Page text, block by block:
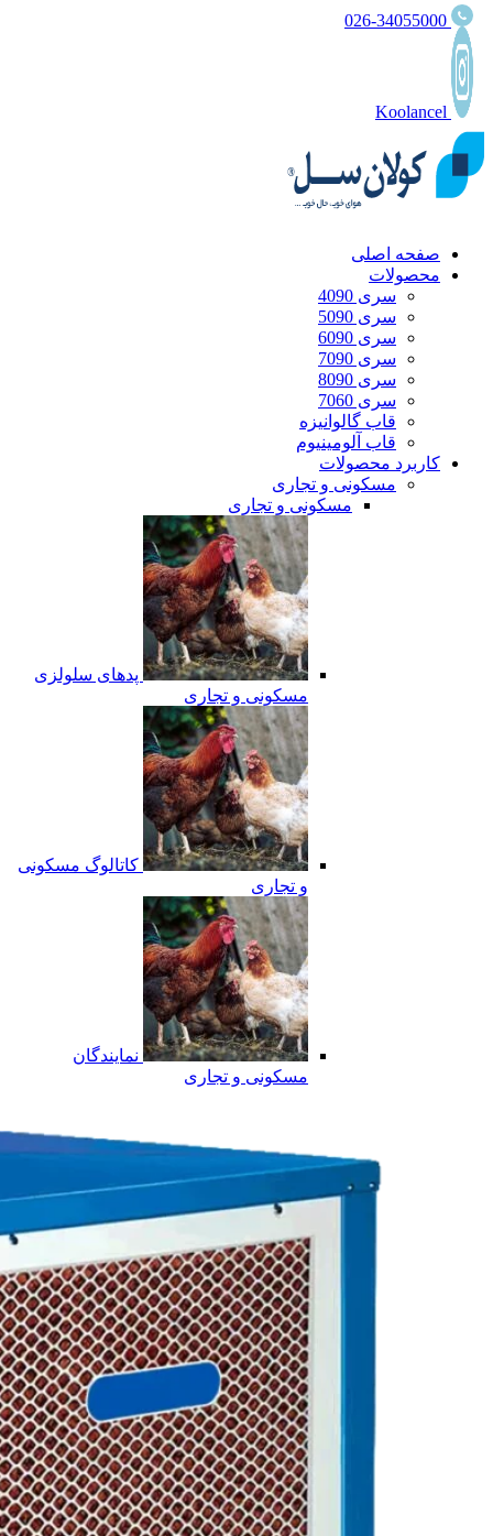
صفحه اصلی
محصولات
سری 4090
سری 5090
سری 6090
سری 7090
سری 8090
سری 7060
قاب گالوانیزه
قاب آلومینیوم
کاربرد محصولات
مسکونی و تجاری
مسکونی و تجاری
پدهای سلولزی
مسکونی و تجاری
کاتالوگ مسکونی
و تجاری
نمایندگان
مسکونی و تجاری